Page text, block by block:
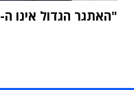
"האתגר הגדול אינו ה-AI אלא הטמעתה בארגון"